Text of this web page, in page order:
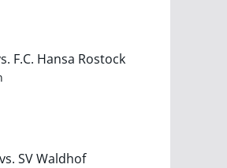
F.C. Hansa Rostock
SV Waldhof